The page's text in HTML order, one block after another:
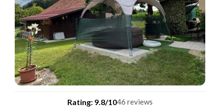
Rating: 9.8/1046 reviews